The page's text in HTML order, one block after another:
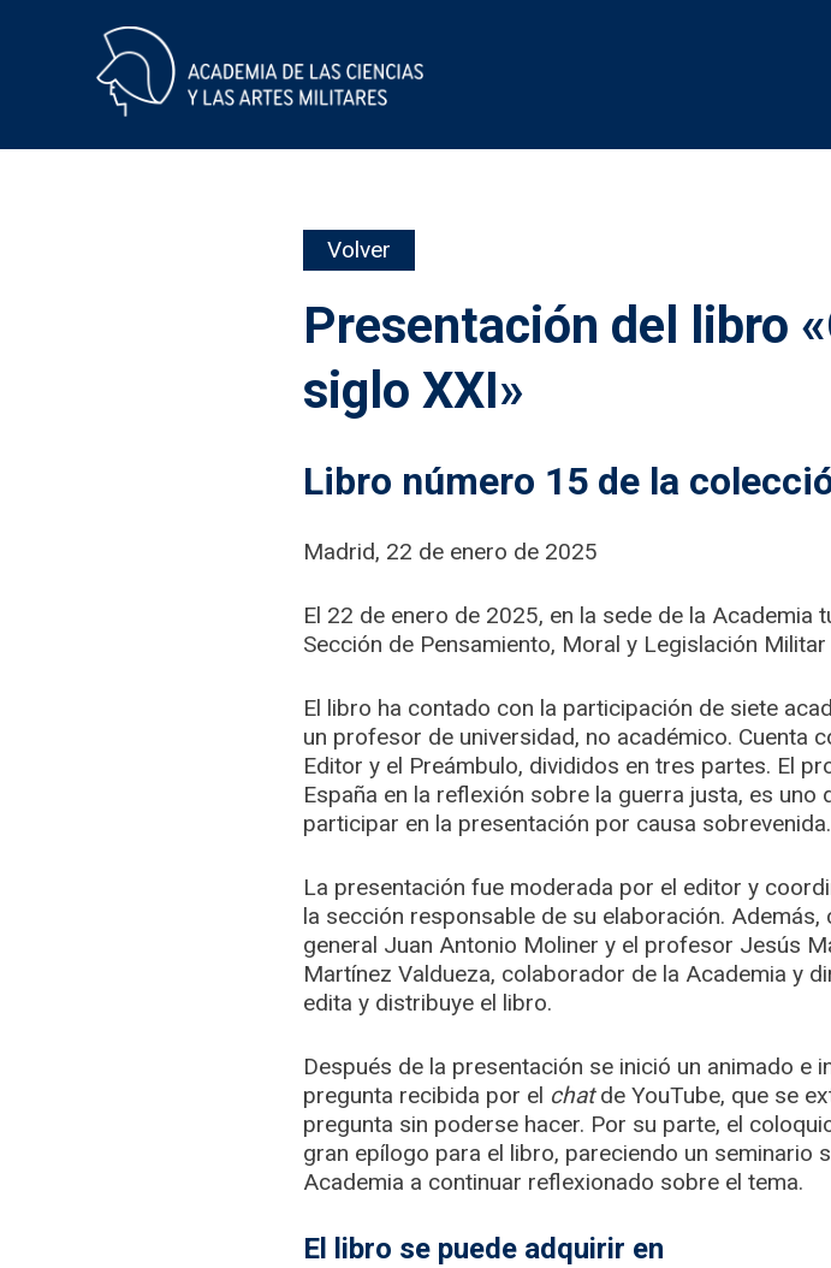
Volver
Presentación del libro
siglo XXI»
Libro número 15 de la
Madrid, 22 de enero de 2025
El 22 de enero de 2025, en la sede de la
Sección de Pensamiento, Moral y Legislación
El libro ha contado con la participación de siete
un profesor de universidad, no académico. Cuenta
Editor y el Preámbulo, divididos en tres partes. El
España en la reflexión sobre la guerra justa, es
participar en la presentación por causa sobrevenida.
La presentación fue moderada por el editor y
la sección responsable de su elaboración.
general Juan Antonio Moliner y el profesor Jesús
Martínez Valdueza, colaborador de la Academia y
edita y distribuye el libro.
Después de la presentación se inició un animado e
pregunta recibida por el chatde YouTube, que se
pregunta sin poderse hacer. Por su parte, el
gran epílogo para el libro, pareciendo un seminario
Academia a continuar reflexionado sobre el tema.
El libro se puede adquirir en